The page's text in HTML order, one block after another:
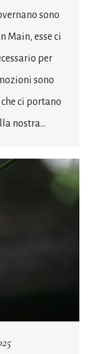
sono
Main, esse ci
per
sono
ci portano
nostra…